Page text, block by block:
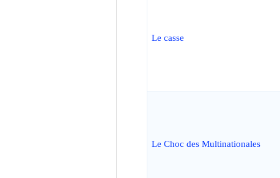
Le casse
Le Choc des Multinationales